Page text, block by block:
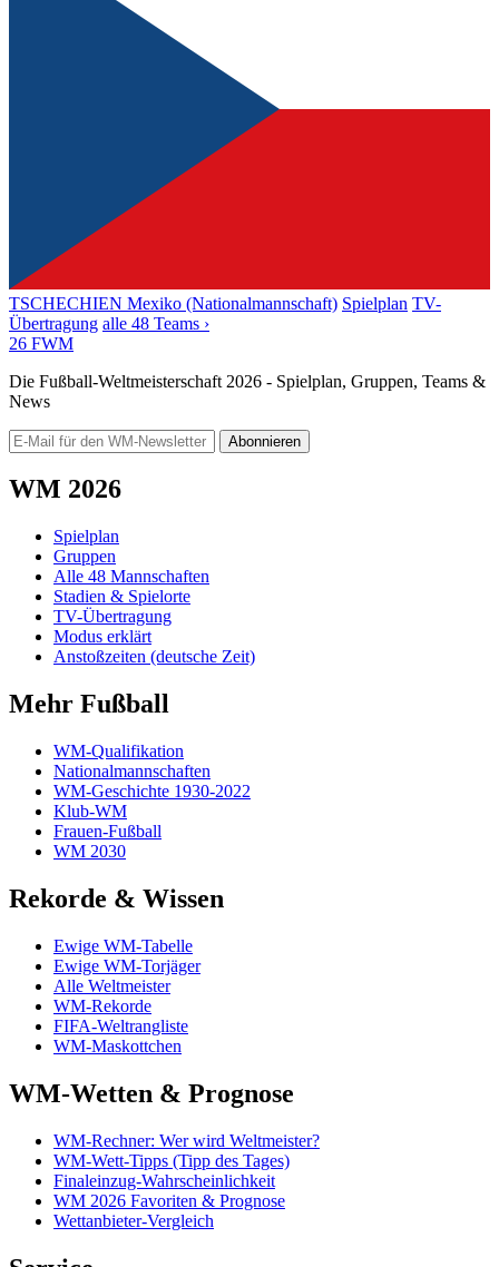
TSCHECHIEN Mexiko (Nationalmannschaft) Spielplan TV-
Übertragung alle 48 Teams ›
26 FWM
Die Fußball-Weltmeisterschaft 2026 - Spielplan, Gruppen, Teams &
News
Abonnieren
WM 2026
Spielplan
Gruppen
Alle 48 Mannschaften
Stadien & Spielorte
TV-Übertragung
Modus erklärt
Anstoßzeiten (deutsche Zeit)
Mehr Fußball
WM-Qualifikation
Nationalmannschaften
WM-Geschichte 1930-2022
Klub-WM
Frauen-Fußball
WM 2030
Rekorde & Wissen
Ewige WM-Tabelle
Ewige WM-Torjäger
Alle Weltmeister
WM-Rekorde
FIFA-Weltrangliste
WM-Maskottchen
WM-Wetten & Prognose
WM-Rechner: Wer wird Weltmeister?
WM-Wett-Tipps (Tipp des Tages)
Finaleinzug-Wahrscheinlichkeit
WM 2026 Favoriten & Prognose
Wettanbieter-Vergleich